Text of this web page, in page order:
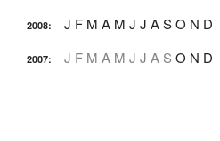
2008: J F M A M J J ASO N D
2007: J F M A M J J A S O N D